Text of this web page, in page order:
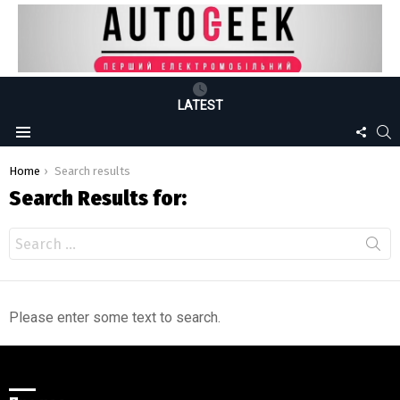
LATEST
Menu
US
You are here:
Home Search results
Search Results for:
for:
Please enter some text to search.